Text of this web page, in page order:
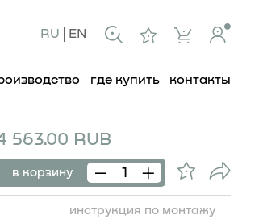
RU EN
где купить контакты
563.00 RUB
в корзину
инструкция по монтажу